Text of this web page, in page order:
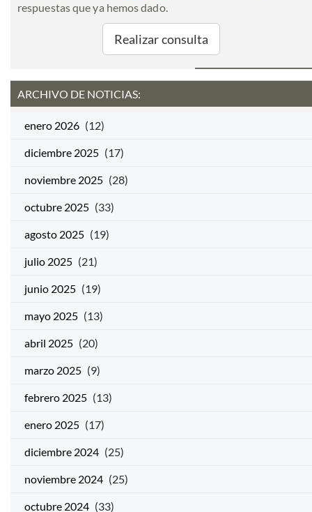
respuestas que ya hemos dado.
Realizar consulta
ARCHIVO DE NOTICIAS:
enero 2026 (12)
diciembre 2025 (17)
noviembre 2025 (28)
octubre 2025 (33)
agosto 2025 (19)
julio 2025 (21)
junio 2025 (19)
mayo 2025 (13)
abril 2025 (20)
marzo 2025 (9)
febrero 2025 (13)
enero 2025 (17)
diciembre 2024 (25)
noviembre 2024 (25)
octubre 2024 (33)